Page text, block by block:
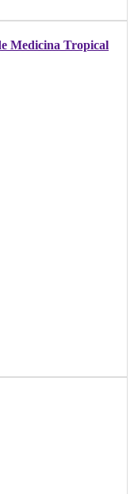
Medicina Tropical